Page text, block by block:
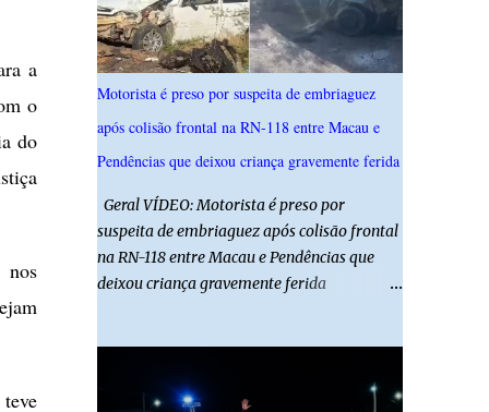
a
o
do
nos
Motorista é preso por suspeita de embriaguez
após colisão frontal na RN-118 entre Macau e
Pendências que deixou criança gravemente ferida
Geral VÍDEO: Motorista é preso por
suspeita de embriaguez após colisão frontal
na RN-118 entre Macau e Pendências que
deixou criança gravemente ferida
embriagado após um acidente que deixou